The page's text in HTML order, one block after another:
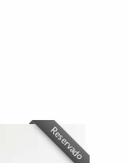
Reservado